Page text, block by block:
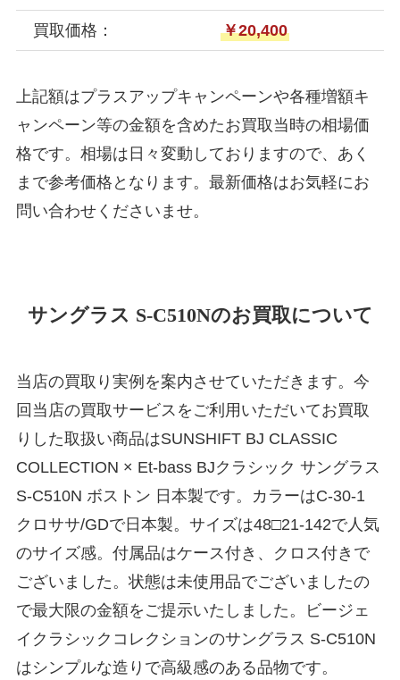
買取価格： ￥20,400
上記額はプラスアップキャンペーンや各種増額キ
ャンペーン等の金額を含めたお買取当時の相場価
格です。相場は日々変動しておりますので、あく
まで参考価格となります。最新価格はお気軽にお
問い合わせくださいませ。
サングラス S-C510Nのお買取について
当店の買取り実例を案内させていただきます。今
回当店の買取サービスをご利用いただいてお買取
りした取扱い商品はSUNSHIFT BJ CLASSIC
COLLECTION × Et-bass BJクラシック サングラス
S-C510N ボストン 日本製です。カラーはC-30-1
クロササ/GDで日本製。サイズは48□21-142で人気
のサイズ感。付属品はケース付き、クロス付きで
ございました。状態は未使用品でございましたの
で最大限の金額をご提示いたしました。ビージェ
イクラシックコレクションのサングラス S-C510N
はシンプルな造りで高級感のある品物です。